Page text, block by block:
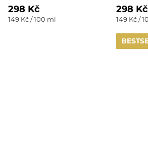
298 Kč
Měrná
149 Kč / 100 ml
298 Kč
Měrná
149 Kč /